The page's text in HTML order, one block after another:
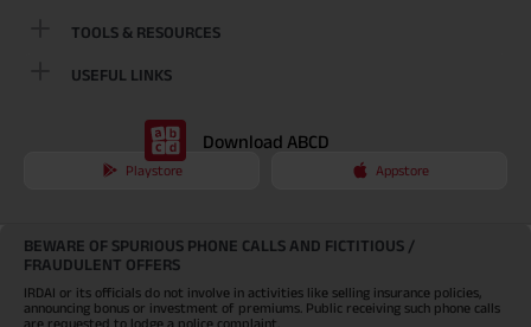
TOOLS & RESOURCES
USEFUL LINKS
Download ABCD
Playstore Appstore
BEWARE OF SPURIOUS PHONE CALLS AND FICTITIOUS /
FRAUDULENT OFFERS
IRDAI or its officials do not involve in activities like selling insurance policies,
announcing bonus or investment of premiums. Public receiving such phone calls
are requested to lodge a police complaint.